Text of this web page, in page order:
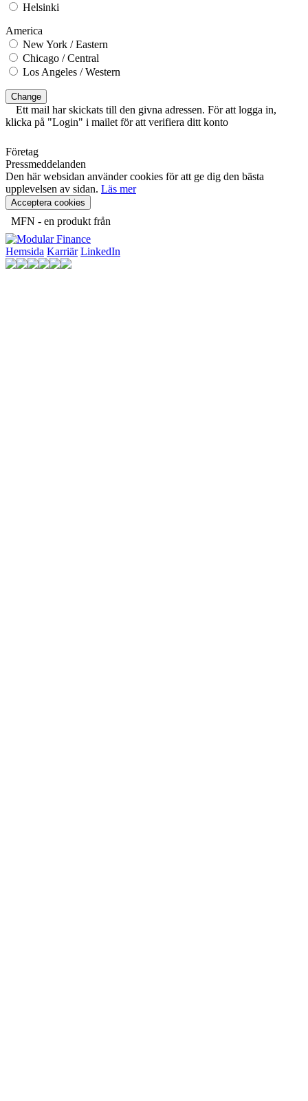
Helsinki
America
New York / Eastern
Chicago / Central
Los Angeles / Western
Change
Ett mail har skickats till den givna adressen. För att logga in,
klicka på "Login" i mailet för att verifiera ditt konto
Företag
Pressmeddelanden
Den här websidan använder cookies för att ge dig den bästa
upplevelsen av sidan. Läs mer
Acceptera cookies
MFN - en produkt från
Hemsida Karriär LinkedIn